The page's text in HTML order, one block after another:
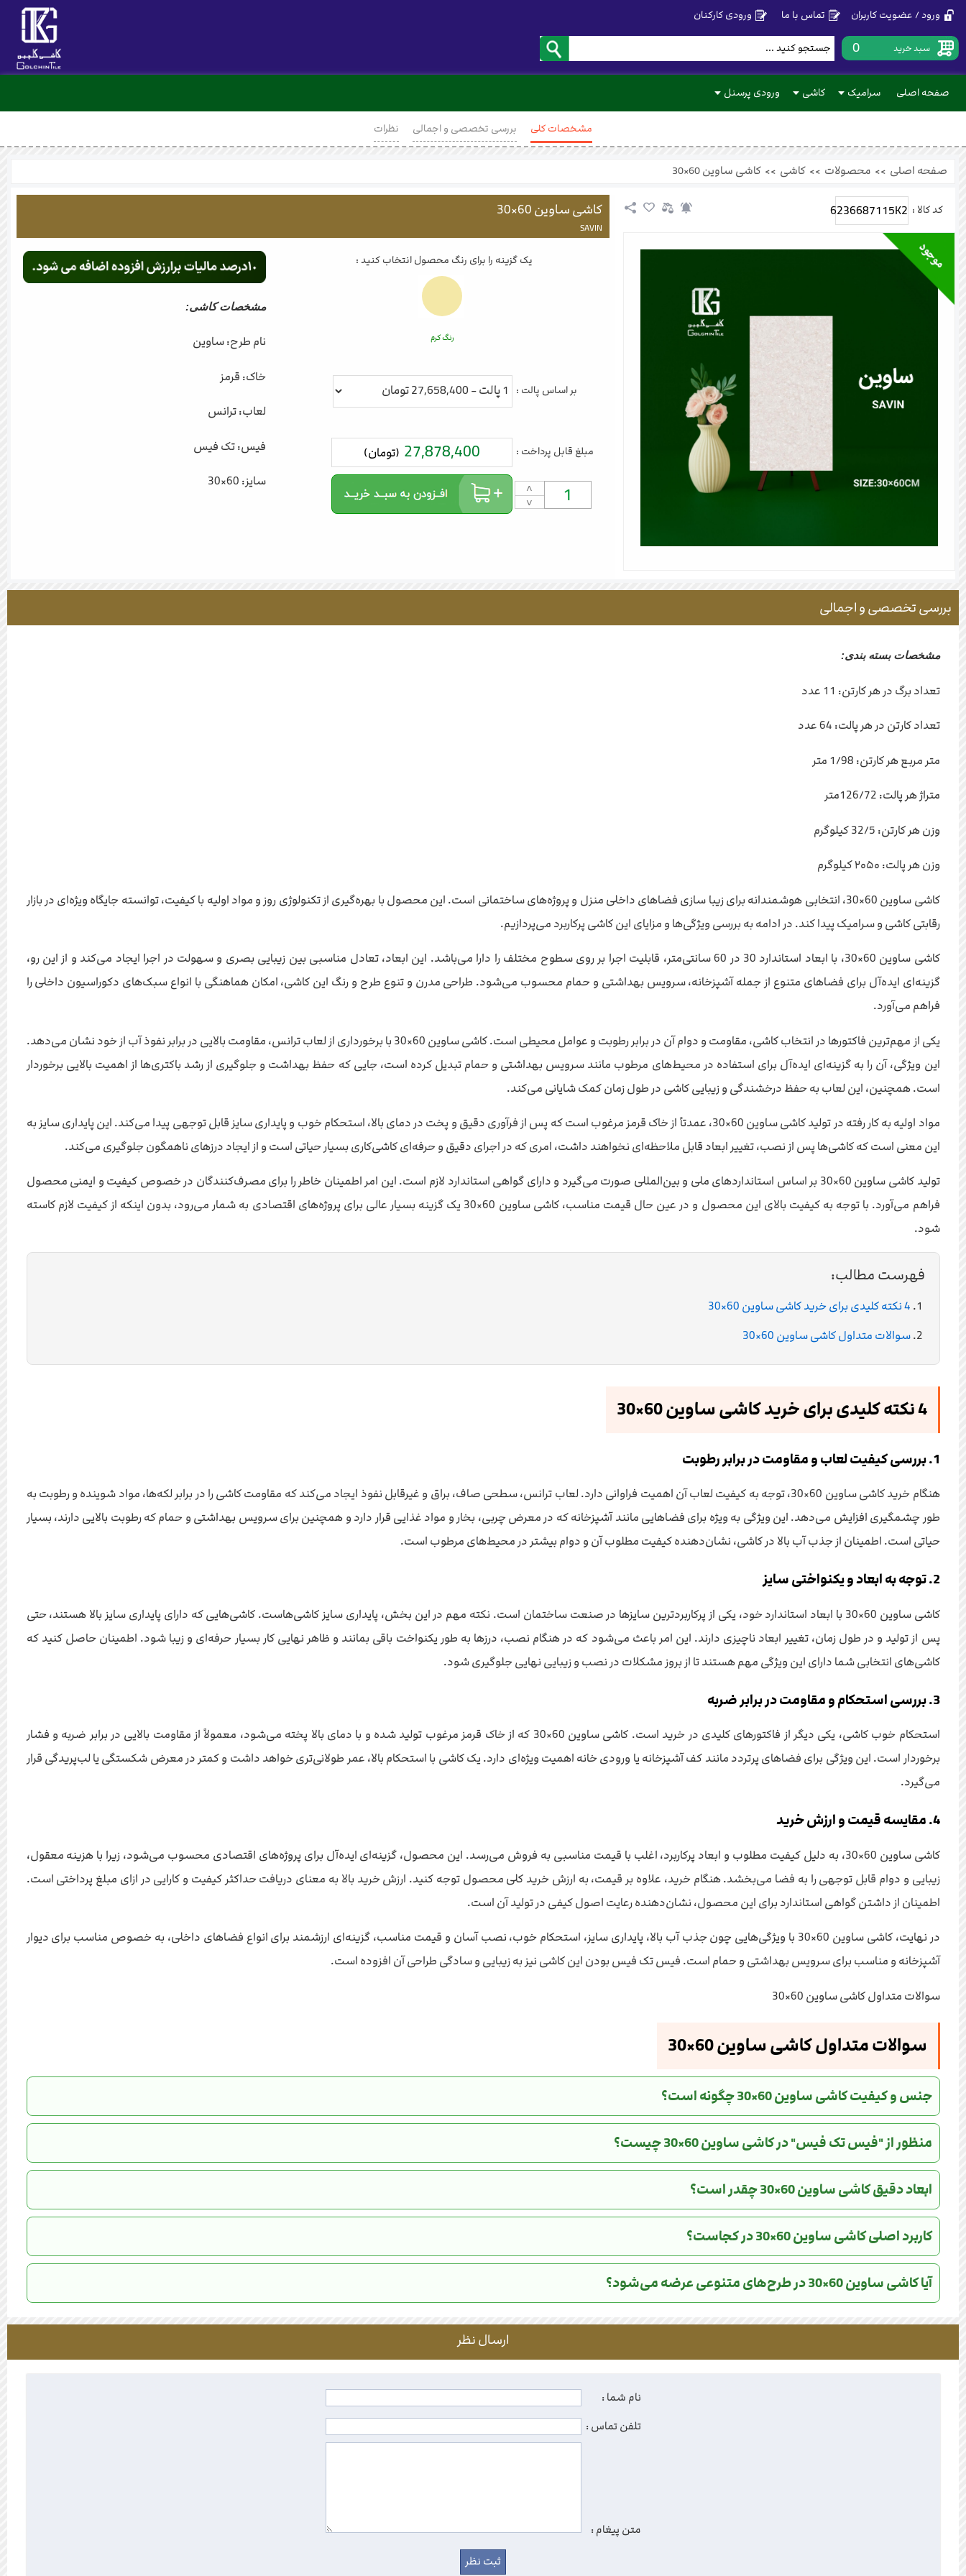
ورود / عضویت کاربران تماس با ما ورودی کارکنان
سبد خرید 0
صفحه اصلی سرامیک کاشی ورودی پرسنل
مشخصات کلی بررسی تخصصی و اجمالی نظرات
صفحه اصلی >> محصولات >> کاشی >> کاشی ساوین 60×30
کد کالا : 6236687115K2 کاشی ساوین 60×30
SAVIN
یک گزینه را برای رنگ محصول انتخاب کنید :
رنگ کرم
بر اساس پالت :
مبلغ قابل پرداخت : 27,878,400 (تومان)
˄
˅
مشخصات کاشی:
نام طرح: ساوین
خاک: قرمز
لعاب: ترانس
فیس: تک فیس
سایز: 60×30
بررسی تخصصی و اجمالی
مشخصات بسته بندی:
تعداد برگ در هر کارتن: 11 عدد
تعداد کارتن در هر پالت: 64 عدد
متر مربع هر کارتن: 1/98 متر
متراژ هر پالت: 126/72متر
وزن هر کارتن: 32/5 کیلوگرم
وزن هر پالت: ۲۰۵۰ کیلوگرم
کاشی ساوین 60×30، انتخابی هوشمندانه برای زیبا سازی فضاهای داخلی منزل و پروژه‌های ساختمانی است. این محصول با بهره‌گیری از تکنولوژی روز و مواد اولیه با کیفیت، توانسته جایگاه ویژه‌ای در بازار
رقابتی کاشی و سرامیک پیدا کند. در ادامه به بررسی ویژگی‌ها و مزایای این کاشی پرکاربرد می‌پردازیم.
کاشی ساوین 60×30، با ابعاد استاندارد 30 در 60 سانتی‌متر، قابلیت اجرا بر روی سطوح مختلف را دارا می‌باشد. این ابعاد، تعادل مناسبی بین زیبایی بصری و سهولت در اجرا ایجاد می‌کند و از این رو،
گزینه‌ای ایده‌آل برای فضاهای متنوع از جمله آشپزخانه، سرویس بهداشتی و حمام محسوب می‌شود. طراحی مدرن و تنوع طرح و رنگ این کاشی، امکان هماهنگی با انواع سبک‌های دکوراسیون داخلی را
فراهم می‌آورد.
یکی از مهم‌ترین فاکتورها در انتخاب کاشی، مقاومت و دوام آن در برابر رطوبت و عوامل محیطی است. کاشی ساوین 60×30 با برخورداری از لعاب ترانس، مقاومت بالایی در برابر نفوذ آب از خود نشان می‌دهد.
این ویژگی، آن را به گزینه‌ای ایده‌آل برای استفاده در محیط‌های مرطوب مانند سرویس بهداشتی و حمام تبدیل کرده است، جایی که حفظ بهداشت و جلوگیری از رشد باکتری‌ها از اهمیت بالایی برخوردار
است. همچنین، این لعاب به حفظ درخشندگی و زیبایی کاشی در طول زمان کمک شایانی می‌کند.
مواد اولیه به کار رفته در تولید کاشی ساوین 60×30، عمدتاً از خاک قرمز مرغوب است که پس از فرآوری دقیق و پخت در دمای بالا، استحکام خوب و پایداری سایز قابل توجهی پیدا می‌کند. این پایداری سایز به
این معنی است که کاشی‌ها پس از نصب، تغییر ابعاد قابل ملاحظه‌ای نخواهند داشت، امری که در اجرای دقیق و حرفه‌ای کاشی‌کاری بسیار حیاتی است و از ایجاد درزهای ناهمگون جلوگیری می‌کند.
تولید کاشی ساوین 60×30 بر اساس استانداردهای ملی و بین‌المللی صورت می‌گیرد و دارای گواهی استاندارد لازم است. این امر اطمینان خاطر را برای مصرف‌کنندگان در خصوص کیفیت و ایمنی محصول
فراهم می‌آورد. با توجه به کیفیت بالای این محصول و در عین حال قیمت مناسب، کاشی ساوین 60×30 یک گزینه بسیار عالی برای پروژه‌های اقتصادی به شمار می‌رود، بدون اینکه از کیفیت لازم کاسته
شود.
فهرست مطالب:
4 نکته کلیدی برای خرید کاشی ساوین 60×30
سوالات متداول کاشی ساوین 60×30
4 نکته کلیدی برای خرید کاشی ساوین 60×30
1. بررسی کیفیت لعاب و مقاومت در برابر رطوبت
هنگام خرید کاشی ساوین 60×30، توجه به کیفیت لعاب آن اهمیت فراوانی دارد. لعاب ترانس، سطحی صاف، براق و غیرقابل نفوذ ایجاد می‌کند که مقاومت کاشی را در برابر لکه‌ها، مواد شوینده و رطوبت به
طور چشمگیری افزایش می‌دهد. این ویژگی به ویژه برای فضاهایی مانند آشپزخانه که در معرض چربی، بخار و مواد غذایی قرار دارد و همچنین برای سرویس بهداشتی و حمام که رطوبت بالایی دارند، بسیار
حیاتی است. اطمینان از جذب آب بالا در کاشی، نشان‌دهنده کیفیت مطلوب آن و دوام بیشتر در محیط‌های مرطوب است.
2. توجه به ابعاد و یکنواختی سایز
کاشی ساوین 60×30 با ابعاد استاندارد خود، یکی از پرکاربردترین سایزها در صنعت ساختمان است. نکته مهم در این بخش، پایداری سایز کاشی‌هاست. کاشی‌هایی که دارای پایداری سایز بالا هستند، حتی
پس از تولید و در طول زمان، تغییر ابعاد ناچیزی دارند. این امر باعث می‌شود که در هنگام نصب، درزها به طور یکنواخت باقی بمانند و ظاهر نهایی کار بسیار حرفه‌ای و زیبا شود. اطمینان حاصل کنید که
کاشی‌های انتخابی شما دارای این ویژگی مهم هستند تا از بروز مشکلات در نصب و زیبایی نهایی جلوگیری شود.
3. بررسی استحکام و مقاومت در برابر ضربه
استحکام خوب کاشی، یکی دیگر از فاکتورهای کلیدی در خرید است. کاشی ساوین 60×30 که از خاک قرمز مرغوب تولید شده و با دمای بالا پخته می‌شود، معمولاً از مقاومت بالایی در برابر ضربه و فشار
برخوردار است. این ویژگی برای فضاهای پرتردد مانند کف آشپزخانه یا ورودی خانه اهمیت ویژه‌ای دارد. یک کاشی با استحکام بالا، عمر طولانی‌تری خواهد داشت و کمتر در معرض شکستگی یا لب‌پریدگی قرار
می‌گیرد.
4. مقایسه قیمت و ارزش خرید
کاشی ساوین 60×30، به دلیل کیفیت مطلوب و ابعاد پرکاربرد، اغلب با قیمت مناسبی به فروش می‌رسد. این محصول، گزینه‌ای ایده‌آل برای پروژه‌های اقتصادی محسوب می‌شود، زیرا با هزینه معقول،
زیبایی و دوام قابل توجهی را به فضا می‌بخشد. هنگام خرید، علاوه بر قیمت، به ارزش خرید کلی محصول توجه کنید. ارزش خرید بالا به معنای دریافت حداکثر کیفیت و کارایی در ازای مبلغ پرداختی است.
اطمینان از داشتن گواهی استاندارد برای این محصول، نشان‌دهنده رعایت اصول کیفی در تولید آن است.
در نهایت، کاشی ساوین 60×30 با ویژگی‌هایی چون جذب آب بالا، پایداری سایز، استحکام خوب، نصب آسان و قیمت مناسب، گزینه‌ای ارزشمند برای انواع فضاهای داخلی، به خصوص مناسب برای دیوار
آشپزخانه و مناسب برای سرویس بهداشتی و حمام است. فیس تک فیس بودن این کاشی نیز به زیبایی و سادگی طراحی آن افزوده است.
سوالات متداول کاشی ساوین 60×30
سوالات متداول کاشی ساوین 60×30
جنس و کیفیت کاشی ساوین 60×30 چگونه است؟
منظور از "فیس تک فیس" در کاشی ساوین 60×30 چیست؟
ابعاد دقیق کاشی ساوین 60×30 چقدر است؟
کاربرد اصلی کاشی ساوین 60×30 در کجاست؟
آیا کاشی ساوین 60×30 در طرح‌های متنوعی عرضه می‌شود؟
ارسال نظر
نام شما :
تلفن تماس :
متن پیغام :